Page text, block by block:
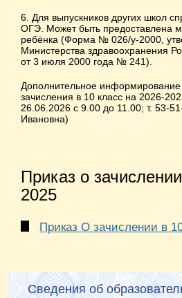
6. Для выпускников других школ
ОГЭ. Может быть предоставлена
ребёнка (Форма № 026/у-2000,
Министерства здравоохранения
от 3 июля 2000 года № 241).
Дополнительное
зачисления в 10 класс на 2026-
26.06.2026 с 9.00 до 11.00; т. 53-
Ивановна)
Приказ о
2025
Приказ О зачислении в
Сведения об